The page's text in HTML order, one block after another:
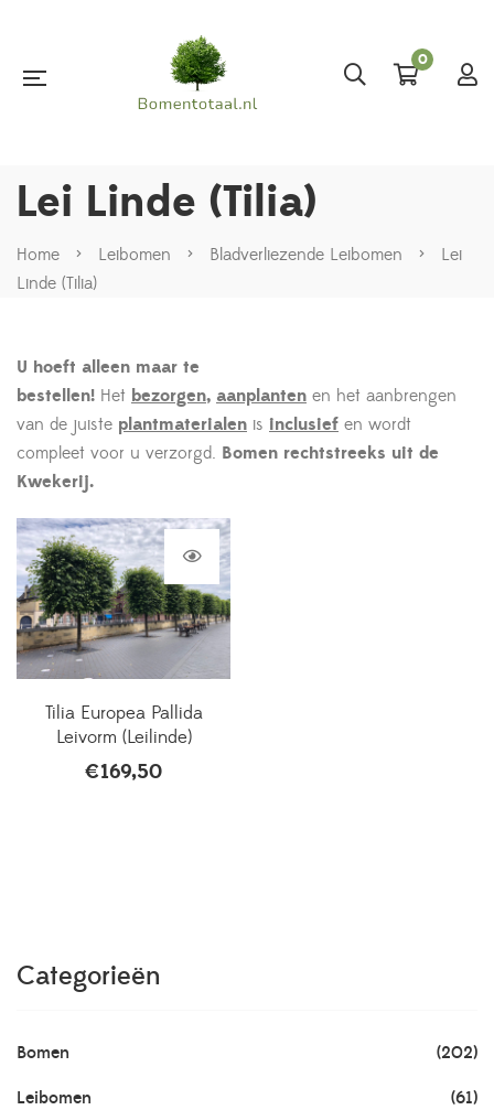
0
Lei Linde (Tilia)
Home > Leibomen > Bladverliezende Leibomen >
Lei
Linde (Tilia)
U hoeft alleen maar te
bestellen! Het bezorgen, aanplanten en het aanbrengen
van de juiste plantmaterialen is inclusief en wordt
compleet voor u verzorgd. Bomen rechtstreeks uit de
Kwekerij.
Tilia Europea Pallida
Leivorm (Leilinde)
€169,50
Categorieën
Bomen (202)
Leibomen (61)